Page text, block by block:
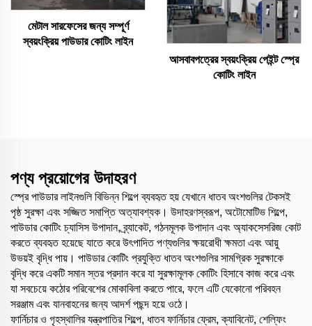
মেটাল সারফেসের জন্য সম্পূর্ণ
স্বয়ংক্রিয় পাউডার কোটিং লাইন
আসবাবপত্রের স্বয়ংক্রিয় পেইন্ট স্প্রে
কোটিং লাইন
পণ্য প্রয়োগের উদাহরণ
স্প্রে পাউডার লাইনগুলি বিভিন্ন শিল্পে ব্যবহৃত হয় যেখানে ধাতব অংশগুলির টেকসই
পৃষ্ঠ সুরক্ষা এবং সজ্জিত সমাপ্তি অত্যাবশ্যক। উদাহরণস্বরূপ, অটোমোটিভ শিল্পে,
পাউডার কোটিং চ্যাসিস উপাদান, ব্র্যাকেট, গঠনমূলক উপাদান এবং অ্যাকসেসরিজ কোট
করতে ব্যবহৃত হয়েছে যাতে করে উৎপাদিত পণ্যগুলির ক্ষয়রোধী ক্ষমতা এবং আয়ু
উভয়ই বৃদ্ধি পায়। পাউডার কোটিং প্রযুক্তি ধাতব অংশগুলির সামগ্রিক সুরক্ষাকে
বৃদ্ধি করে একটি সমান স্তর প্রদান করে যা সুরক্ষামূলক কোটিং হিসাবে কাজ করে এবং
যা সবচেয়ে কঠোর পরিবেশের মোকাবিলা করতে পারে, ফলে এটি যেকোনো পরিবহন
সরঞ্জাম এবং যানবাহনের জন্য আদর্শ পছন্দ হয়ে ওঠে।
ফার্নিচার ও গৃহস্থালির যন্ত্রপাতির শিল্পে, ধাতব ফার্নিচার ফ্রেম, ক্যাবিনেট, শেল্ফিং